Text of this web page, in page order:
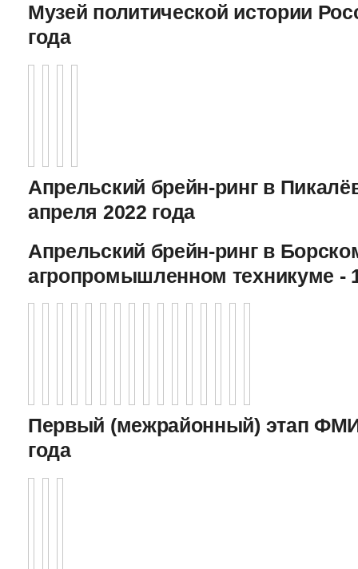
Музей политической истории
года
Апрельский брейн-ринг в
апреля 2022 года
Апрельский брейн-ринг в
агропромышленном техникуме -
Первый (межрайонный) этап
года